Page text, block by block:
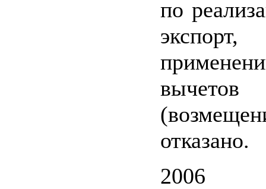
по
отказано.
2006